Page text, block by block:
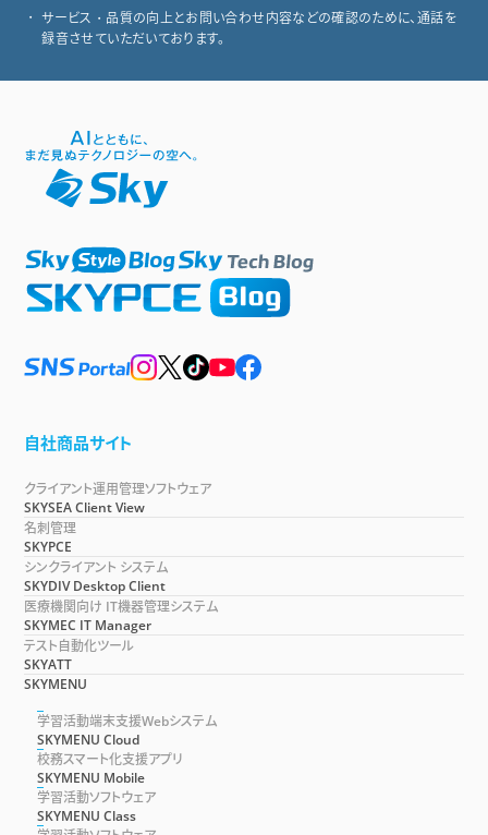
サービス・品質の向上とお問い合わせ内容などの確認のために、通話を
録音させていただいております。
自社商品サイト
クライアント運用管理ソフトウェア
SKYSEA Client View
名刺管理
SKYPCE
シンクライアント システム
SKYDIV Desktop Client
医療機関向け IT機器管理システム
SKYMEC IT Manager
テスト自動化ツール
SKYATT
SKYMENU
学習活動端末支援Webシステム
SKYMENU Cloud
校務スマート化支援アプリ
SKYMENU Mobile
学習活動ソフトウェア
SKYMENU Class